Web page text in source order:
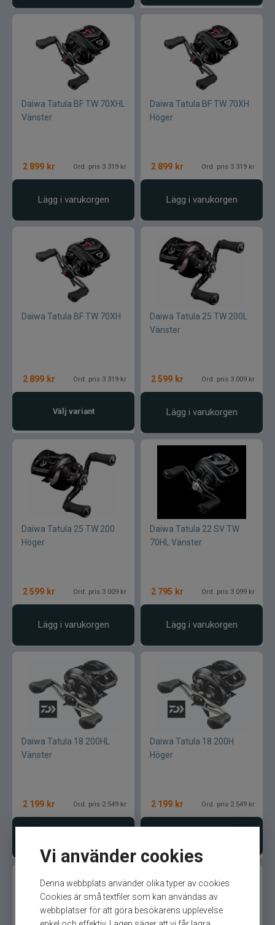
Vi använder cookies
Denna webbplats använder olika typer av cookies.
Cookies är små textfiler som kan användas av
webbplatser för att göra besökarens upplevelse
Daiwa Tatula BF TW 70XHL
Vänster
2 899 kr Ord. pris 3 319 kr
Lägg i varukorgen
Daiwa Tatula BF TW 70XH
Höger
2 899 kr Ord. pris 3 319 kr
Lägg i varukorgen
Daiwa Tatula BF TW 70XH
2 899 kr Ord. pris 3 319 kr
Välj variant
Daiwa Tatula 25 TW 200L
Vänster
2 599 kr Ord. pris 3 009 kr
Lägg i varukorgen
Daiwa Tatula 25 TW 200
Höger
2 599 kr Ord. pris 3 009 kr
Lägg i varukorgen
Daiwa Tatula 22 SV TW
70HL Vänster
2 795 kr Ord. pris 3 099 kr
Lägg i varukorgen
Daiwa Tatula 18 200HL
Vänster
2 199 kr Ord. pris 2 549 kr
Daiwa Tatula 18 200H
Höger
2 199 kr Ord. pris 2 549 kr